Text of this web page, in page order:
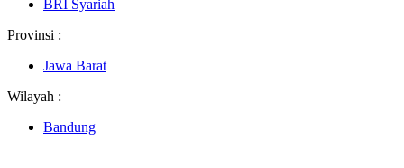
BRI Syariah
Provinsi :
Jawa Barat
Wilayah :
Bandung